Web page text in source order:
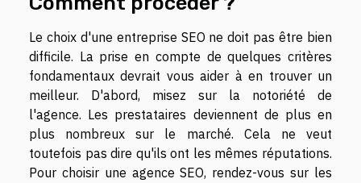
Le choix d'une entreprise SEO ne doit pas être bien
difficile. La prise en compte de quelques critères
fondamentaux devrait vous aider à en trouver un
meilleur. D'abord, misez sur la notoriété de
l'agence. Les prestataires deviennent de plus en
plus nombreux sur le marché. Cela ne veut
toutefois pas dire qu'ils ont les mêmes réputations.
Pour choisir une agence SEO, rendez-vous sur les